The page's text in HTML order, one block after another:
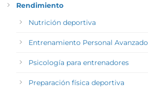
Rendimiento
Nutrición deportiva
Entrenamiento Personal Avanzado
Psicología para entrenadores
Preparación física deportiva